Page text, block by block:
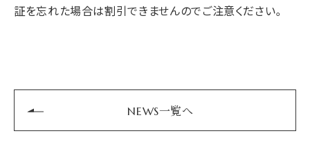
証を忘れた場合は割引できませんのでご注意ください。
NEWS一覧へ